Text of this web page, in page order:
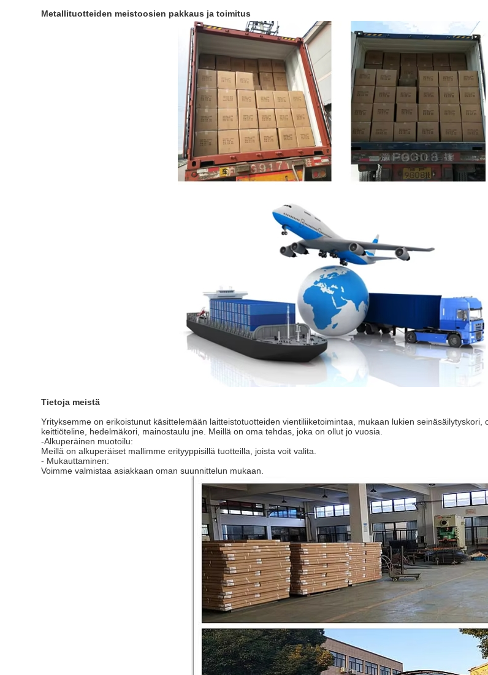
Metallituotteiden meistoosien pakkaus ja toimitus
Tietoja meistä
Yrityksemme on erikoistunut käsittelemään laitteistotuotteiden vientiliiketoimintaa, mukaan lukien
keittiöteline, hedelmäkori, mainostaulu jne. Meillä on oma tehdas, joka on ollut jo vuosia.
-Alkuperäinen muotoilu:
Meillä on alkuperäiset mallimme erityyppisillä tuotteilla, joista voit valita.
- Mukauttaminen:
Voimme valmistaa asiakkaan oman suunnittelun mukaan.